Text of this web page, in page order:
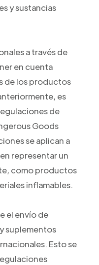
y sustancias
a través de
en cuenta
de los productos
es
de
Goods
se aplican a
representar un
como productos
inflamables.
el envío de
suplementos
Esto se